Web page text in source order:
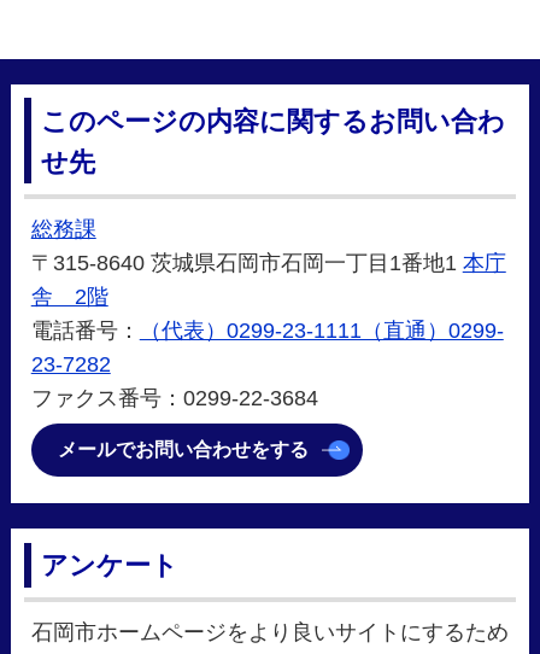
このページの内容に関するお問い合わ
せ先
総務課
〒315-8640 茨城県石岡市石岡一丁目1番地1 本庁
舎 2階
電話番号：
（代表）0299-23-1111（直通）0299-
23-7282
ファクス番号：0299-22-3684
メールでお問い合わせをする
アンケート
石岡市ホームページをより良いサイトにするため